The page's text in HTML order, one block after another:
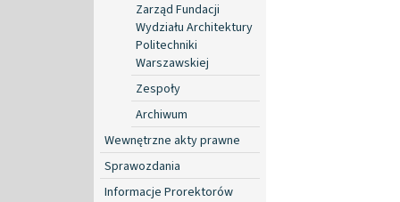
Zarząd Fundacji
Wydziału Architektury
Politechniki
Warszawskiej
Zespoły
Archiwum
Wewnętrzne akty prawne
Sprawozdania
Informacje Prorektorów